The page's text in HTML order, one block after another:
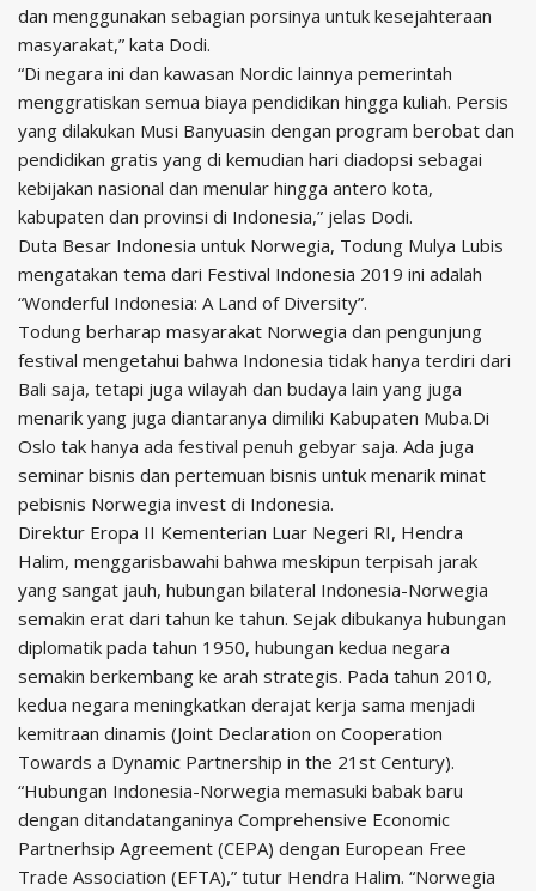
dan menggunakan sebagian porsinya untuk kesejahteraan
masyarakat,” kata Dodi.
“Di negara ini dan kawasan Nordic lainnya pemerintah
menggratiskan semua biaya pendidikan hingga kuliah. Persis
yang dilakukan Musi Banyuasin dengan program berobat dan
pendidikan gratis yang di kemudian hari diadopsi sebagai
kebijakan nasional dan menular hingga antero kota,
kabupaten dan provinsi di Indonesia,” jelas Dodi.
Duta Besar Indonesia untuk Norwegia, Todung Mulya Lubis
mengatakan tema dari Festival Indonesia 2019 ini adalah
“Wonderful Indonesia: A Land of Diversity”.
Todung berharap masyarakat Norwegia dan pengunjung
festival mengetahui bahwa Indonesia tidak hanya terdiri dari
Bali saja, tetapi juga wilayah dan budaya lain yang juga
menarik yang juga diantaranya dimiliki Kabupaten Muba.Di
Oslo tak hanya ada festival penuh gebyar saja. Ada juga
seminar bisnis dan pertemuan bisnis untuk menarik minat
pebisnis Norwegia invest di Indonesia.
Direktur Eropa II Kementerian Luar Negeri RI, Hendra
Halim, menggarisbawahi bahwa meskipun terpisah jarak
yang sangat jauh, hubungan bilateral Indonesia-Norwegia
semakin erat dari tahun ke tahun. Sejak dibukanya hubungan
diplomatik pada tahun 1950, hubungan kedua negara
semakin berkembang ke arah strategis. Pada tahun 2010,
kedua negara meningkatkan derajat kerja sama menjadi
kemitraan dinamis (Joint Declaration on Cooperation
Towards a Dynamic Partnership in the 21st Century).
“Hubungan Indonesia-Norwegia memasuki babak baru
dengan ditandatanganinya Comprehensive Economic
Partnerhsip Agreement (CEPA) dengan European Free
Trade Association (EFTA),” tutur Hendra Halim. “Norwegia